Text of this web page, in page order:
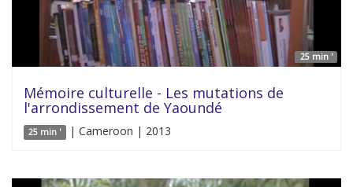
25 min '
Mémoire culturelle - Les mutations de
l'arrondissement de Yaoundé
25 min ' | Cameroon | 2013